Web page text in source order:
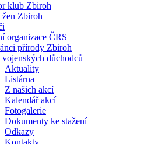
klub Zbiroh
Zbiroh
organizace ČRS
přírody Zbiroh
důchodců
Aktuality
Listárna
Z našich akcí
Kalendář akcí
Fotogalerie
Dokumenty ke stažení
Odkazy
Kontakty